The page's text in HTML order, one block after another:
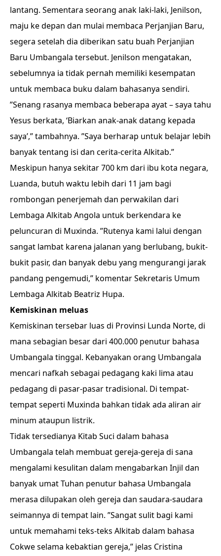
lantang. Sementara seorang anak laki-laki, Jenilson,
maju ke depan dan mulai membaca Perjanjian Baru,
segera setelah dia diberikan satu buah Perjanjian
Baru Umbangala tersebut. Jenilson mengatakan,
sebelumnya ia tidak pernah memiliki kesempatan
untuk membaca buku dalam bahasanya sendiri.
”Senang rasanya membaca beberapa ayat – saya tahu
Yesus berkata, ‘Biarkan anak-anak datang kepada
saya’,” tambahnya. ”Saya berharap untuk belajar lebih
banyak tentang isi dan cerita-cerita Alkitab.”
Meskipun hanya sekitar 700 km dari ibu kota negara,
Luanda, butuh waktu lebih dari 11 jam bagi
rombongan penerjemah dan perwakilan dari
Lembaga Alkitab Angola untuk berkendara ke
peluncuran di Muxinda. ”Rutenya kami lalui dengan
sangat lambat karena jalanan yang berlubang, bukit-
bukit pasir, dan banyak debu yang mengurangi jarak
pandang pengemudi,” komentar Sekretaris Umum
Lembaga Alkitab Beatriz Hupa.
Kemiskinan meluas
Kemiskinan tersebar luas di Provinsi Lunda Norte, di
mana sebagian besar dari 400.000 penutur bahasa
Umbangala tinggal. Kebanyakan orang Umbangala
mencari nafkah sebagai pedagang kaki lima atau
pedagang di pasar-pasar tradisional. Di tempat-
tempat seperti Muxinda bahkan tidak ada aliran air
minum ataupun listrik.
Tidak tersedianya Kitab Suci dalam bahasa
Umbangala telah membuat gereja-gereja di sana
mengalami kesulitan dalam mengabarkan Injil dan
banyak umat Tuhan penutur bahasa Umbangala
merasa dilupakan oleh gereja dan saudara-saudara
seimannya di tempat lain. ”Sangat sulit bagi kami
untuk memahami teks-teks Alkitab dalam bahasa
Cokwe selama kebaktian gereja,” jelas Cristina